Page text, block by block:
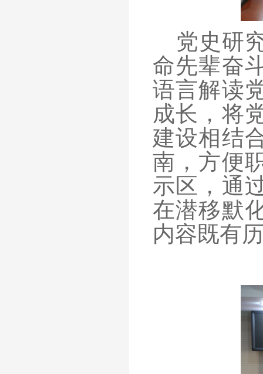
党史研
命先辈奋
语言解读
成长，将
建设相结
南，方便
示区，通
在潜移默
内容既有